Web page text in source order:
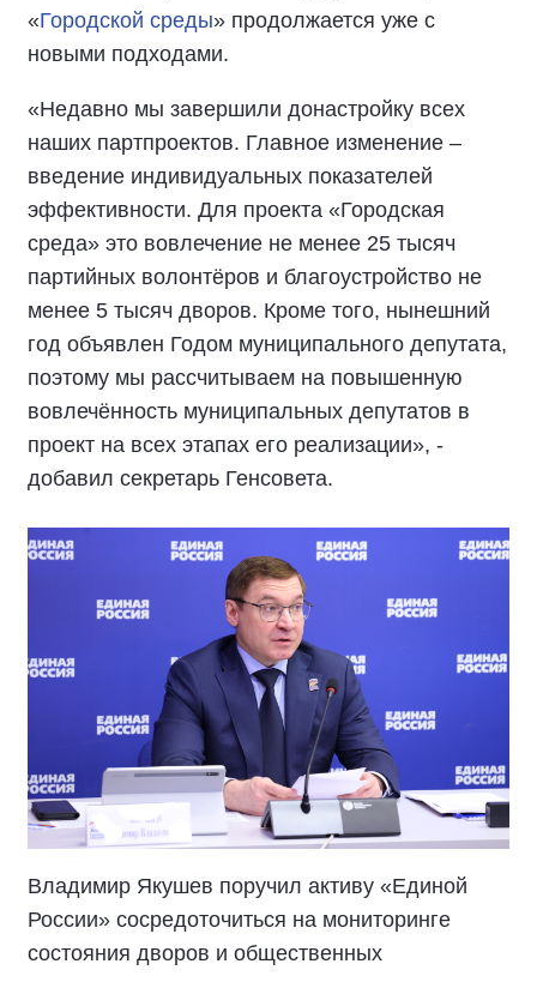
«Городской среды» продолжается уже с
новыми подходами.
«Недавно мы завершили донастройку всех
наших партпроектов. Главное изменение –
введение индивидуальных показателей
эффективности. Для проекта «Городская
среда» это вовлечение не менее 25 тысяч
партийных волонтёров и благоустройство не
менее 5 тысяч дворов. Кроме того, нынешний
год объявлен Годом муниципального депутата,
поэтому мы рассчитываем на повышенную
вовлечённость муниципальных депутатов в
проект на всех этапах его реализации», -
добавил секретарь Генсовета.
Владимир Якушев поручил активу «Единой
России» сосредоточиться на мониторинге
состояния дворов и общественных